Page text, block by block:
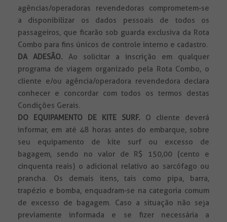
agências/operadoras revendedoras comprometem-se
a disponibilizar os dados pessoais de todos os
passageiros, que ficarão sob guarda exclusiva da Rota
Combo para fins únicos de controle interno e cadastro.
DA ADESÃO. Ao solicitar a inscrição em qualquer
programa de viagem organizado pela Rota Combo, o
cliente e/ou agência/operadora revendedora declara
conhecer e concordar com todos os termos destas
Condições Gerais.
DO EQUIPAMENTO DE KITE SURF. O cliente deverá
informar, em até 48 horas antes do embarque, sobre
seu equipamento de kite surf ou excesso de
bagagem, sendo no valor de R$ 150,00 (cento e
cinquenta reais) o adicional relativo ao sarcófago ou
prancha. Os demais itens, tais como pipa, barra,
trapézio e bomba, enquadram-se na categoria comum
de excesso de bagagem. Caso a situação não seja
previamente informada e se fizer necessária a